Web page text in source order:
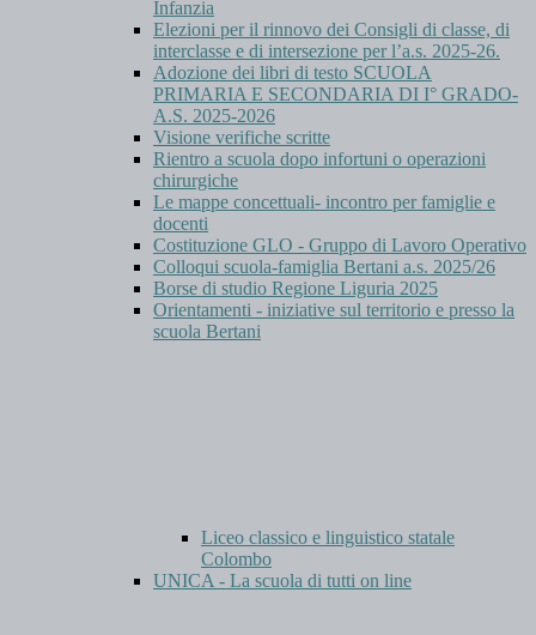
Infanzia
Elezioni per il rinnovo dei Consigli di classe, di
interclasse e di intersezione per l’a.s. 2025-26.
Adozione dei libri di testo SCUOLA
PRIMARIA E SECONDARIA DI I° GRADO-
A.S. 2025-2026
Visione verifiche scritte
Rientro a scuola dopo infortuni o operazioni
chirurgiche
Le mappe concettuali- incontro per famiglie e
docenti
Costituzione GLO - Gruppo di Lavoro Operativo
Colloqui scuola-famiglia Bertani a.s. 2025/26
Borse di studio Regione Liguria 2025
Orientamenti - iniziative sul territorio e presso la
scuola Bertani
Liceo classico e linguistico statale
Colombo
UNICA - La scuola di tutti on line